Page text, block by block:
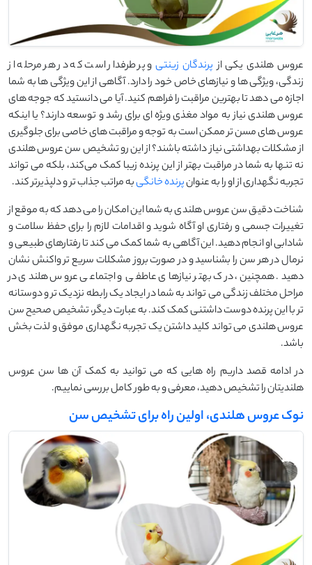
عروس هلندی یکی از پرندگان زینتیو پر طرفدار است که در هر مرحله از
زندگی، ویژگی‌ ها و نیازهای خاص خود را دارد. آگاهی از این ویژگی ها به شما
اجازه می ‌دهد تا بهترین مراقبت را فراهم کنید. آیا می ‌دانستید که جوجه‌ های
عروس هلندی نیاز به مواد مغذی ویژه‌ ای برای رشد و توسعه دارند؟ یا اینکه
عروس ‌های مسن‌ تر ممکن است به توجه و مراقبت‌ های خاصی برای جلوگیری
از مشکلات بهداشتی نیاز داشته باشند؟ از این رو تشخیص سن عروس هلندی
نه تنها به شما در مراقبت بهتر از این پرنده زیبا کمک می‌کند، بلکه می ‌تواند
تجربه‌ نگهداری از او را به عنوانپرنده خانگیبه مراتب جذاب ‌تر و دلپذیرتر کند.
شناخت دقیق سن عروس هلندی به شما این امکان را می ‌دهد که به موقع از
تغییرات جسمی و رفتاری او آگاه شوید و اقدامات لازم را برای حفظ سلامت و
شادابی او انجام دهید. این آگاهی به شما کمک می ‌کند تا رفتارهای طبیعی و
نرمال در هر سن را بشناسید و در صورت بروز مشکلات سریع ‌تر واکنش نشان
دهید. همچنین، درک بهتر نیازهای عاطفی و اجتماعی عروس هلندی در
مراحل مختلف زندگی می‌ تواند به شما در ایجاد یک رابطه نزدیک‌ تر و دوستانه
‌تر با این پرنده دوست‌ داشتنی کمک کند. به عبارت دیگر، تشخیص صحیح سن
عروس هلندی می ‌تواند کلید داشتن یک تجربه نگهداری موفق و لذت ‌بخش
باشد.
در ادامه قصد داریم راه هایی که می توانید به کمک آن ها سن عروس
هلندیتان را تشخیص دهید، معرفی و به طور کامل بررسی نماییم.
نوک عروس هلندی، اولین راه برای تشخیص سن